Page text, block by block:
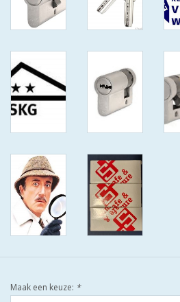
ANTIKERNTREK IN IEDERE
GEWENSTE MAAT MET
ISEO F9 ANTIKERNTREK IN
IEDERE GEWENSTE MAAT MET
GEWONE SLEUTELS MET
CERTIFICAAT SKG***
BOLD ELECTRONISCHE
CILINDERS OPEN JE SLOT MET
TELEFOON OF CLICKER WIFI
AFSTAND.
Maak een keuze: *